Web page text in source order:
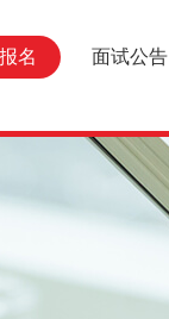
名 面试公告